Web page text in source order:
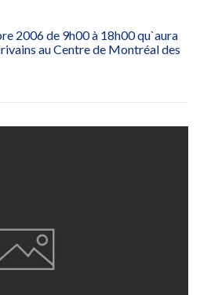
2006 de 9h00 à 18h00 qu`aura
au Centre de Montréal des